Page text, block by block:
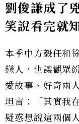
劉俊謙成了
笑說看完就
本季中方毅任和
戀人，也讓觀眾
愛故事、好奇兩
坦言：「其實我
疑惑想說這兩個